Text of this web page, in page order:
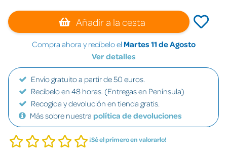
Añadir a la cesta
Compra ahora y recíbelo el Martes 11 de Agosto
Ver detalles
Envío gratuito a partir de 50 euros.
Recíbelo en 48 horas. (Entregas en Península)
Recogida y devolución en tienda gratis.
Más sobre nuestra política de devoluciones
¡Sé el primero en valorarlo!